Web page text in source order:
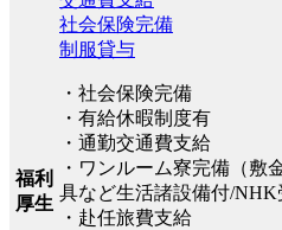
福利
厚生
社会保険完備
制服貸与
・社会保険完備
・有給休暇制度有
・通勤交通費支給
・ワンルーム寮完備（敷
具など生活諸設備付/NHK
・赴任旅費支給